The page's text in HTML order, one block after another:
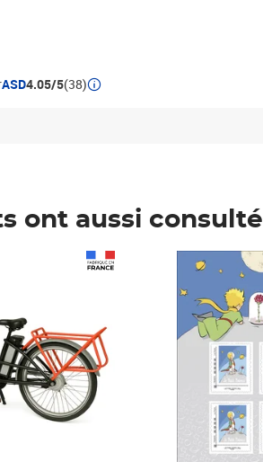
ASD4.05/5(38)
ont aussi consulté
Prix 6,25€ HT